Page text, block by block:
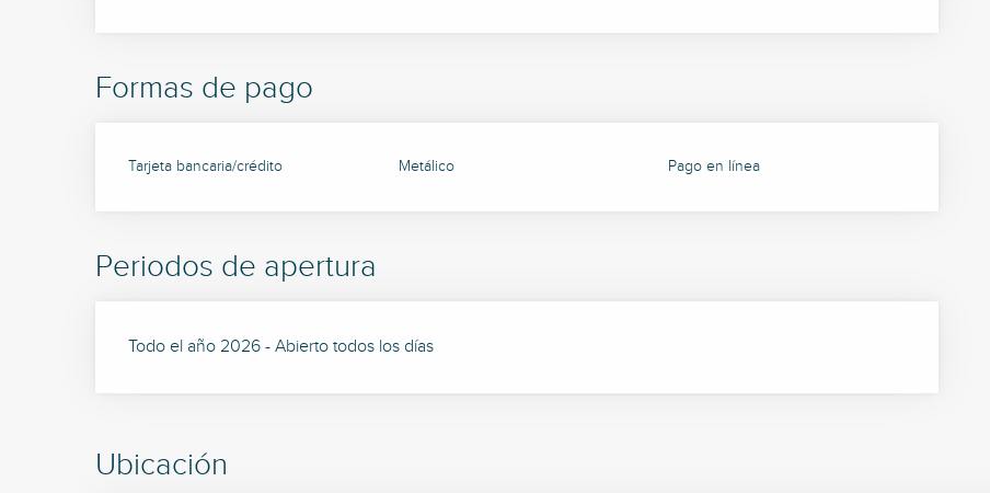
Formas de pago
Tarjeta bancaria/crédito Metálico Pago en línea
Periodos de apertura
Todo el año 2026 - Abierto todos los días
Ubicación